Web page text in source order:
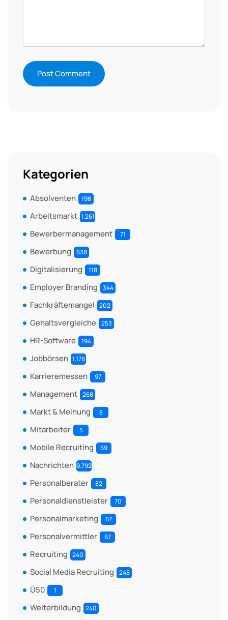
Kategorien
Absolventen 198
Arbeitsmarkt 1.261
Bewerbermanagement 71
Bewerbung 638
Digitalisierung 118
Employer Branding 344
Fachkräftemangel 202
Gehaltsvergleiche 253
HR-Software 194
Jobbörsen 1.176
Karrieremessen 97
Management 268
Markt & Meinung 8
Mitarbeiter 5
Mobile Recruiting 69
Nachrichten 9.792
Personalberater 82
Personaldienstleister 70
Personalmarketing 67
Personalvermittler 67
Recruiting 240
Social Media Recruiting 248
Ü50 1
Weiterbildung 240